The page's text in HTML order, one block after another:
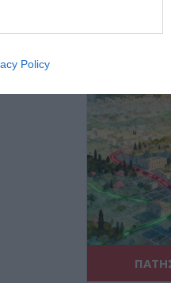
Policy
ΔΕΙΤΕ ΤΗΝ